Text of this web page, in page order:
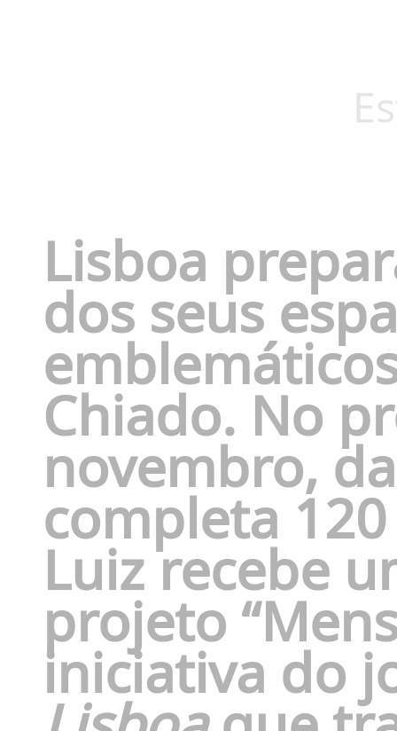
Lisboa
dos seus
Chiado. No
novembro,
completa
Luiz recebe
projeto
iniciativa do